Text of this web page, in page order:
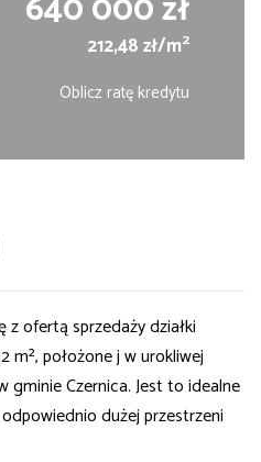
212,48 zł/m2
Oblicz ratę kredytu
z ofertą sprzedaży działki
m², położone j w urokliwej
Czernica. Jest to idealne
dużej przestrzeni